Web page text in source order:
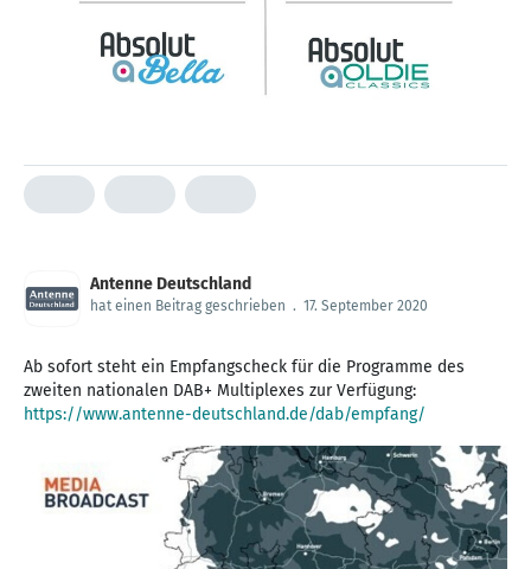
Antenne Deutschland
hat einen Beitrag geschrieben . 17. September 2020
Ab sofort steht ein Empfangscheck für die Programme des
zweiten nationalen DAB+ Multiplexes zur Verfügung:
https://www.antenne-deutschland.de/dab/empfang/